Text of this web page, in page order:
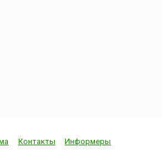
Контакты
Информеры